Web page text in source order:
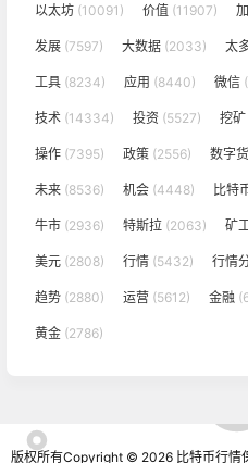
以太坊 (10091) 价值 (11907)
发展 (7597) 大数据 (2033) 太
工具 (8234) 应用 (8440) 微信
技术 (14334) 投资 (5527) 挖矿
操作 (7395) 政策 (2556) 数字
未来 (8536) 机会 (4448) 比特
牛市 (2936) 特斯拉 (2063) 矿
美元 (2808) 行情 (5432) 行情
趋势 (2880) 运营 (5612) 金融
黄金 (2786)
版权所有Copyright © 2026 比特币行情